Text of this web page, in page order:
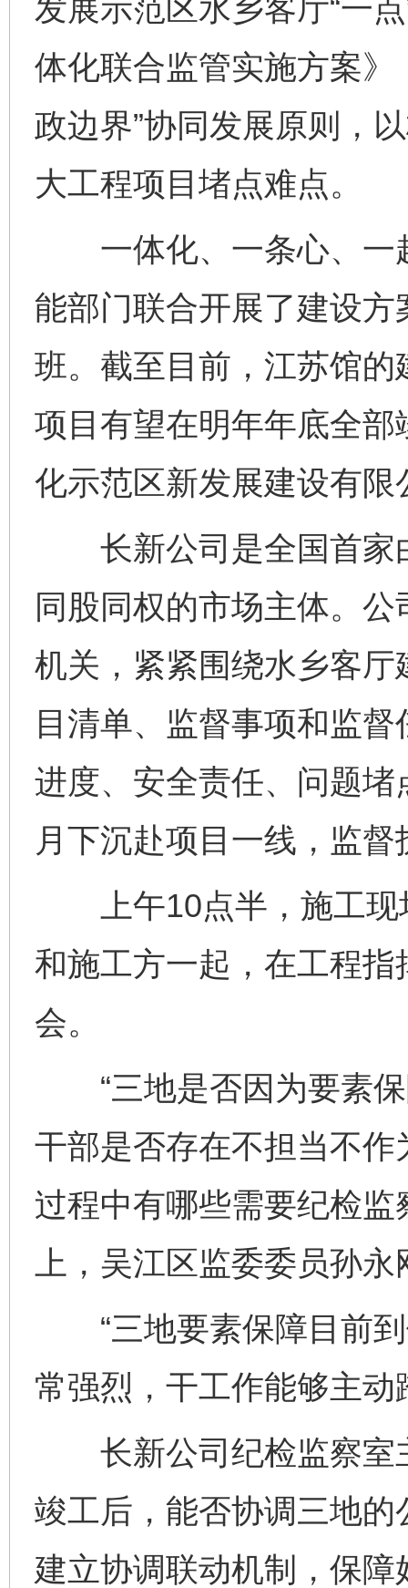
发展示范区水乡客厅“一
体化联合监管实施方案》
政边界”协同发展原则，
大工程项目堵点难点。
一体化、一条心、一
能部门联合开展了建设
班。截至目前，江苏馆
项目有望在明年年底全部
化示范区新发展建设有
长新公司是全国首家
同股同权的市场主体。
机关，紧紧围绕水乡客
目清单、监督事项和监
进度、安全责任、问题
月下沉赴项目一线，监
上午10点半，施工现
和施工方一起，在工程
会。
“三地是否因为要素保
干部是否存在不担当不
过程中有哪些需要纪检监
上，吴江区监委委员孙
“三地要素保障目前到
常强烈，干工作能够主动
长新公司纪检监察室
竣工后，能否协调三地
建立协调联动机制，保障